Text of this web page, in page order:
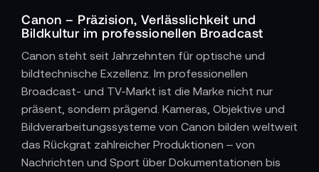
Canon – Präzision, Verlässlichkeit und
Bildkultur im professionellen Broadcast
Canon steht seit Jahrzehnten für optische und
bildtechnische Exzellenz. Im professionellen
Broadcast- und TV-Markt ist die Marke nicht nur
präsent, sondern prägend. Kameras, Objektive und
Bildverarbeitungssysteme von Canon bilden weltweit
das Rückgrat zahlreicher Produktionen – von
Nachrichten und Sport über Dokumentationen bis